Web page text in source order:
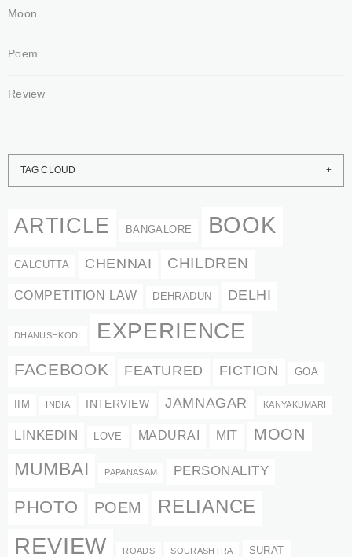
Moon
Poem
Review
TAG CLOUD
ARTICLE BANGALORE BOOK
CALCUTTA CHENNAI CHILDREN
COMPETITION LAW DEHRADUN DELHI
DHANUSHKODI EXPERIENCE
FACEBOOK FEATURED FICTION GOA
IIM INDIA INTERVIEW JAMNAGAR KANYAKUMARI
LINKEDIN LOVE MADURAI MIT MOON
MUMBAI PAPANASAM PERSONALITY
PHOTO POEM RELIANCE
REVIEW ROADS SOURASHTRA SURAT